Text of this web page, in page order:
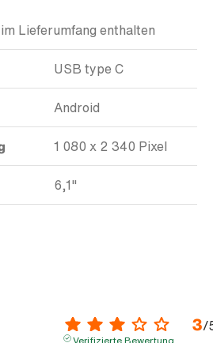
Lieferumfang enthalten
USB type C
Android
1 080 x 2 340 Pixel
6,1"
3/
Verifizierte Bewertung